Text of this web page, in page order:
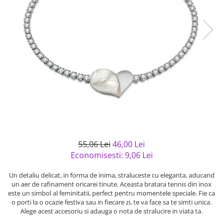
semipretioase
Bijuterii argint placat cu aur
Bijuterii argint cu diverse
materiale
Bijuterii argint cu murano
Bijuterii de Lux
Bijuterii gotice si rock
Bijuterii Handmade
Bijuterii fantezie
Casete si cutii de bijuterii
55,06 Lei46,00 Lei
Economisesti: 9,06 Lei
Un detaliu delicat, in forma de inima, straluceste cu eleganta, aducand
un aer de rafinament oricarei tinute. Aceasta bratara tennis din inox
este un simbol al feminitatii, perfect pentru momentele speciale. Fie ca
o porti la o ocazie festiva sau in fiecare zi, te va face sa te simti unica.
Alege acest accesoriu si adauga o nota de stralucire in viata ta.